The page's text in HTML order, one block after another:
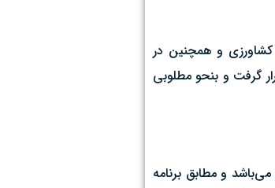
و همچنین در
گرفت و بنحو مطلوبی
توزیع و فروش نهاده‌های کشاورزی می‌باشد و مطابق برنامه